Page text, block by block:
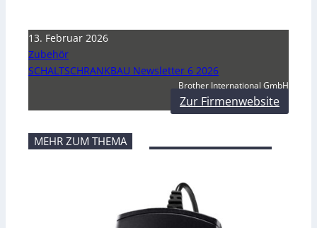
13. Februar 2026
Zubehör
SCHALTSCHRANKBAU Newsletter 6 2026
Brother International GmbH
Zur Firmenwebsite
MEHR ZUM THEMA